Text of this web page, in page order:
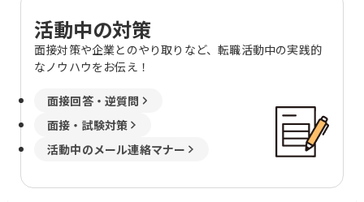
活動中の対策
面接対策や企業とのやり取りなど、転職活動中の実践的
なノウハウをお伝え！
面接回答・逆質問
面接・試験対策
活動中のメール連絡マナー